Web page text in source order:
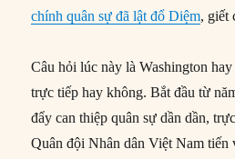
chính quân sự đã lật đổ Diệm, giết
Câu hỏi lúc này là Washington
trực tiếp hay không. Bắt đầu từ
đẩy can thiệp quân sự dần dần,
Quân đội Nhân dân Việt Nam tiến